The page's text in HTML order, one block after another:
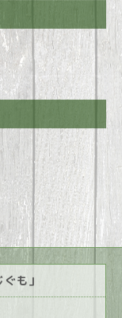
も」